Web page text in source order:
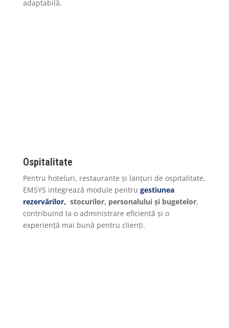
adaptabilă.
Ospitalitate
Pentru hoteluri, restaurante și lanțuri de ospitalitate,
EMSYS integrează module pentru gestiunea
rezervărilor, stocurilor, personalului și bugetelor,
contribuind la o administrare eficientă și o
experiență mai bună pentru clienți.